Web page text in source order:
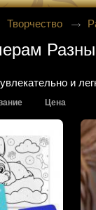
Творчество
и
Цена